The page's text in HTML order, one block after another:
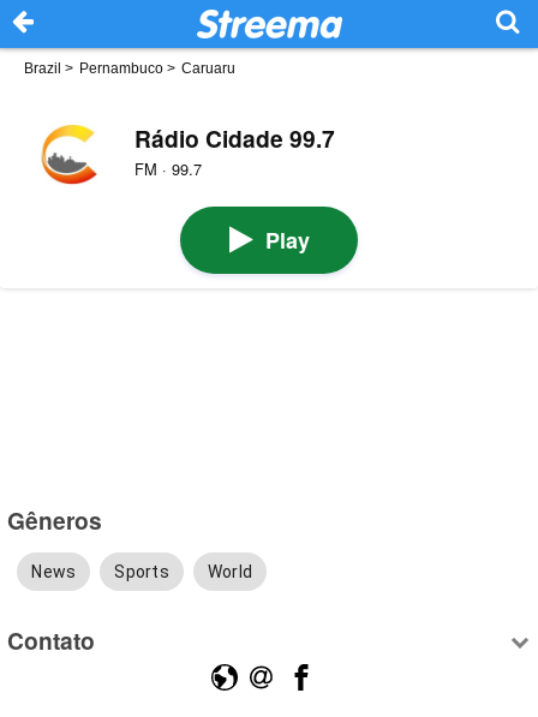
Brazil > Pernambuco > Caruaru
Rádio Cidade 99.7
FM · 99.7
Play
Gêneros
News Sports World
Contato